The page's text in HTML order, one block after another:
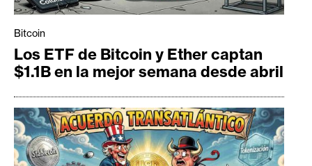
Bitcoin
Los ETF de Bitcoin y Ether captan
$1.1B en la mejor semana desde abril